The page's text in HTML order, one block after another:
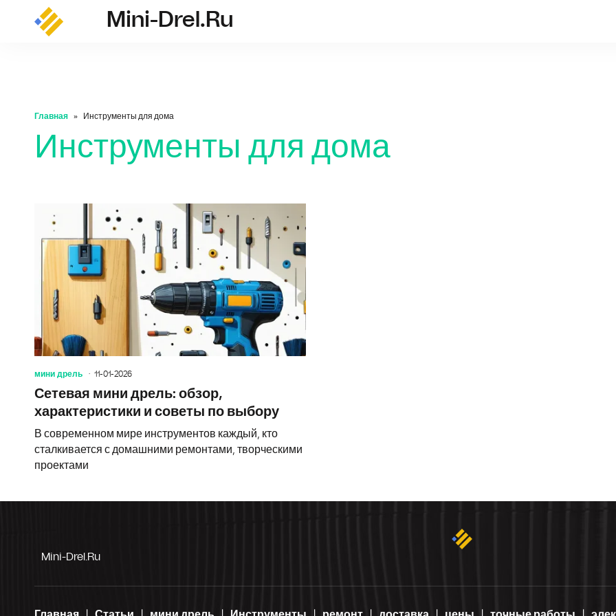
mini-drel.ru
Mini-Drel.ru
Главная Инструменты для дома
Инструменты для дома
мини дрель 11-01-2026
Сетевая мини дрель: обзор,
характеристики и советы по выбору
В современном мире инструментов каждый, кто
сталкивается с домашними ремонтами, творческими
проектами
Mini-Drel.ru